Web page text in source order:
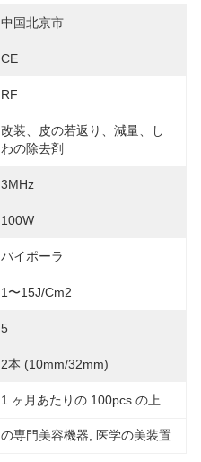
中国北京市
CE
RF
改装、皮の若返り、減量、し
わの除去剤
3MHz
100W
バイポーラ
1〜15J/cm2
5
2本 (10mm/32mm)
1 ヶ月あたりの 100pcs の上
の専門美容機器 医学の美装置